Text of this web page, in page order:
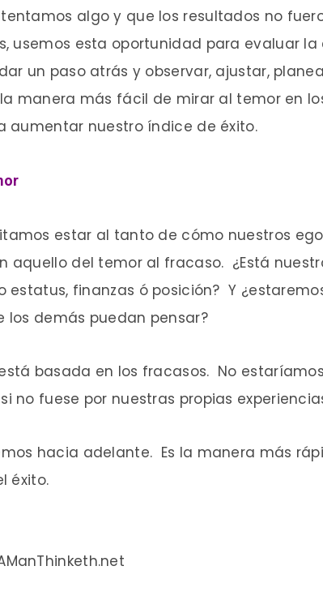
algo y que los resultados no
usemos esta oportunidad para evaluar la
un paso atrás y observar, ajustar,
manera más fácil de mirar al temor en
aumentar nuestro índice de éxito.
estar al tanto de cómo nuestros
aquello del temor al fracaso. ¿Está
estatus, finanzas ó posición? Y
los demás puedan pensar?
basada en los fracasos. No
no fuese por nuestras propias
hacia adelante. Es la manera más
éxito.